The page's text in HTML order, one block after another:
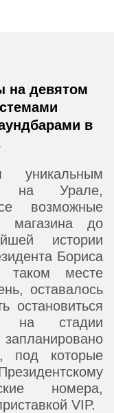
на девятом
в
уникальным
на Урале,
возможные
магазина до
истории
Бориса
таком месте
оставалось
стадии
под которые
номера,
VIP.